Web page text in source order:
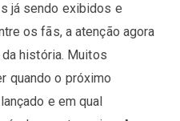
já sendo exibidos e
os fãs, a atenção agora
história. Muitos
quando o próximo
e em qual